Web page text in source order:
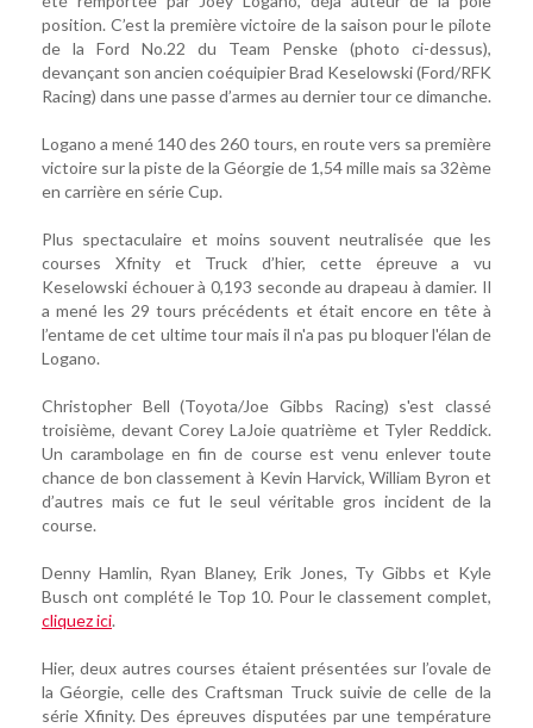
position. C’est la première victoire de la saison pour le pilote
de la Ford No.22 du Team Penske (photo ci-dessus),
devançant son ancien coéquipier Brad Keselowski (Ford/RFK
Racing) dans une passe d’armes au dernier tour ce dimanche.
Logano a mené 140 des 260 tours, en route vers sa première
victoire sur la piste de la Géorgie de 1,54 mille mais sa 32ème
en carrière en série Cup.
Plus spectaculaire et moins souvent neutralisée que les
courses Xfnity et Truck d’hier, cette épreuve a vu
Keselowski échouer à 0,193 seconde au drapeau à damier. Il
a mené les 29 tours précédents et était encore en tête à
l’entame de cet ultime tour mais il n'a pas pu bloquer l'élan de
Logano.
Christopher Bell (Toyota/Joe Gibbs Racing) s'est classé
troisième, devant Corey LaJoie quatrième et Tyler Reddick.
Un carambolage en fin de course est venu enlever toute
chance de bon classement à Kevin Harvick, William Byron et
d’autres mais ce fut le seul véritable gros incident de la
course.
Denny Hamlin, Ryan Blaney, Erik Jones, Ty Gibbs et Kyle
Busch ont complété le Top 10. Pour le classement complet,
cliquez ici.
Hier, deux autres courses étaient présentées sur l’ovale de
la Géorgie, celle des Craftsman Truck suivie de celle de la
série Xfinity. Des épreuves disputées par une température